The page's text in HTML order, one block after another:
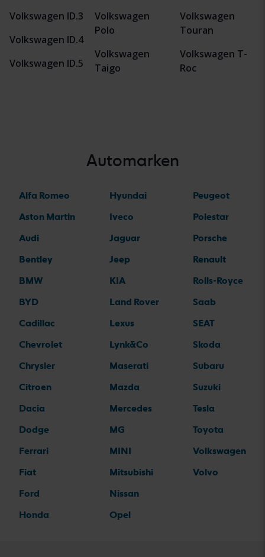
Volkswagen ID.3
Volkswagen ID.4
Volkswagen ID.5
Volkswagen
Polo
Volkswagen
Taigo
Volkswagen
Touran
Volkswagen T-
Roc
Automarken
Alfa Romeo
Aston Martin
Audi
Bentley
BMW
BYD
Cadillac
Chevrolet
Chrysler
Citroen
Dacia
Dodge
Ferrari
Fiat
Ford
Honda
Hyundai
Iveco
Jaguar
Jeep
KIA
Land Rover
Lexus
Lynk&Co
Maserati
Mazda
Mercedes
MG
MINI
Mitsubishi
Nissan
Opel
Peugeot
Polestar
Porsche
Renault
Rolls-Royce
Saab
SEAT
Skoda
Subaru
Suzuki
Tesla
Toyota
Volkswagen
Volvo